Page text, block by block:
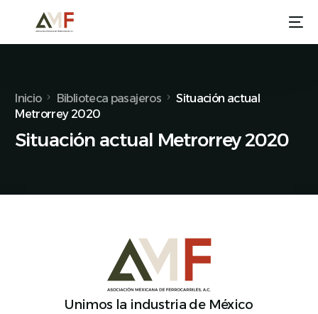
Inicio Biblioteca pasajeros
Situación actual
Metrorrey 2020
Situación actual Metrorrey 2020
Unimos la industria de México